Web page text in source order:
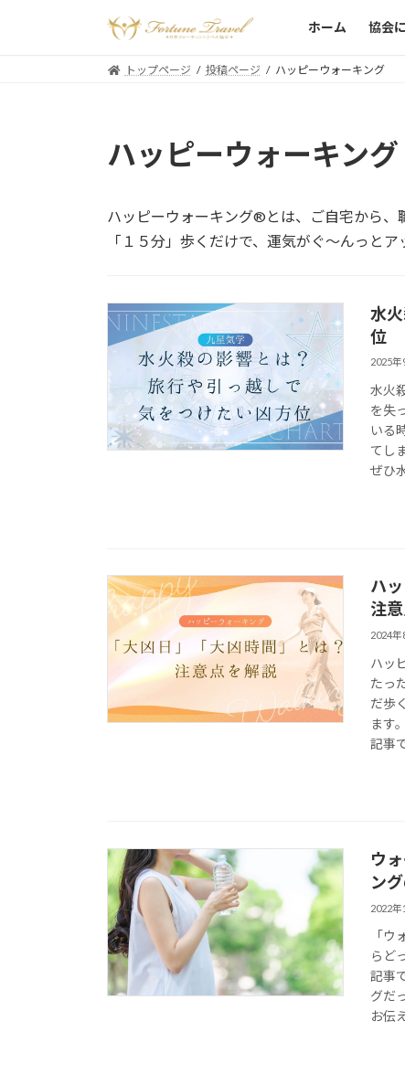
ホーム 協会
トップページ 投稿ページ ハッピーウォーキング
ハッピーウォーキング
ハッピーウォーキング®とは、ご自宅から、
「１５分」歩くだけで、運気がぐ～んっとア
水
位
2025年
水火
を失
いる
てし
ぜひ
ハ
注
2024年
ハッ
たっ
だ歩
ます
記事
ウ
ン
2022年
「
らど
記事
グだ
お伝